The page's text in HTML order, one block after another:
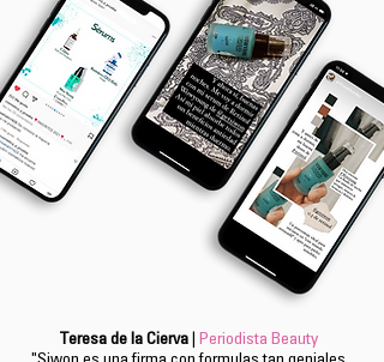
COMPRAR WOWYOUNG | 49.95 €
Teresa de la Cierva
Periodista Beauty